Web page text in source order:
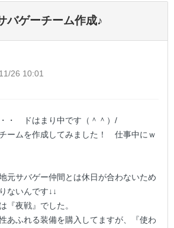
ゲーチーム作成♪
26 10:01
・ ドはまり中です（＾＾）/
ームを作成してみました！ 仕事中にｗ
元サバゲー仲間とは休日が合わないため
ないんです↓↓
『夜戦』でした。
あふれる装備を購入してますが、『使わ